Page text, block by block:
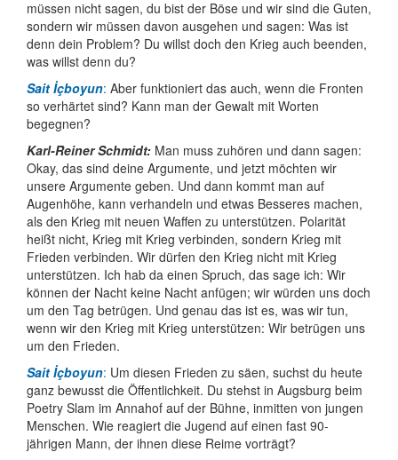
müssen nicht sagen, du bist der Böse und wir sind die Guten,
sondern wir müssen davon ausgehen und sagen: Was ist
denn dein Problem? Du willst doch den Krieg auch beenden,
was willst denn du?
Sait İçboyun: Aber funktioniert das auch, wenn die Fronten
so verhärtet sind? Kann man der Gewalt mit Worten
begegnen?
Karl-Reiner Schmidt: Man muss zuhören und dann sagen:
Okay, das sind deine Argumente, und jetzt möchten wir
unsere Argumente geben. Und dann kommt man auf
Augenhöhe, kann verhandeln und etwas Besseres machen,
als den Krieg mit neuen Waffen zu unter­stützen. Polarität
heißt nicht, Krieg mit Krieg verbinden, sondern Krieg mit
Frieden verbinden. Wir dürfen den Krieg nicht mit Krieg
unter­stützen. Ich hab da einen Spruch, das sage ich: Wir
können der Nacht keine Nacht anfügen; wir würden uns doch
um den Tag betrügen. Und genau das ist es, was wir tun,
wenn wir den Krieg mit Krieg unter­stützen: Wir betrügen uns
um den Frieden.
Sait İçboyun: Um diesen Frieden zu säen, suchst du heute
ganz bewusst die Öffent­lich­keit. Du stehst in Augsburg beim
Poetry Slam im Annahof auf der Bühne, inmitten von jungen
Menschen. Wie reagiert die Jugend auf einen fast 90-
jährigen Mann, der ihnen diese Reime vorträgt?